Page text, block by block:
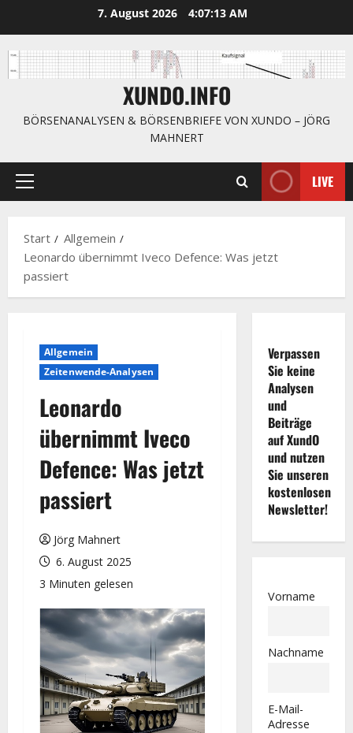
springen
7. August 2026 4:07:14 AM
XUNDO.INFO
BÖRSENANALYSEN & BÖRSENBRIEFE VON XUNDO – JÖRG
MAHNERT
Primäres
LIVE
Start
Allgemein
Leonardo übernimmt Iveco Defence: Was jetzt
passiert
Allgemein
Zeitenwende-Analysen
Leonardo
übernimmt Iveco
Defence: Was jetzt
passiert
Jörg Mahnert
6. August 2025
3 Minuten gelesen
Verpassen
Sie keine
Analysen
und
Beiträge
auf XundO
und nutzen
Sie unseren
kostenlosen
Newsletter!
Vorname
Nachname
E-Mail-
Adresse